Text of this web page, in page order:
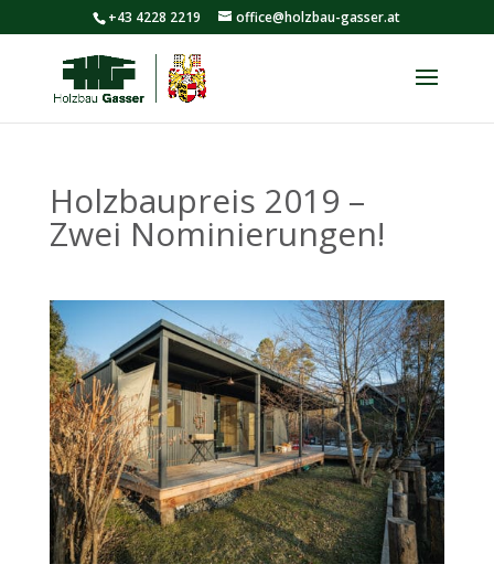
+43 4228 2219 office@holzbau-gasser.at
Holzbaupreis 2019 –
Zwei Nominierungen!